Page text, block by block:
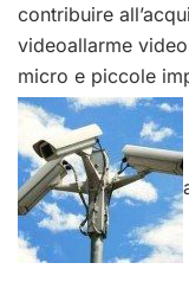
contribuire
videoallarme
micro e piccole